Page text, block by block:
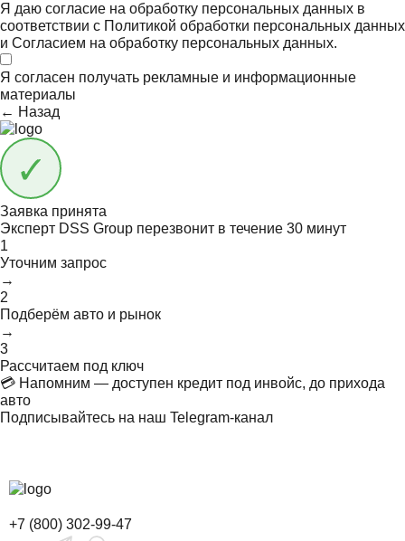
Я даю согласие на обработку персональных данных в
соответствии с Политикой обработки персональных данных
и Согласием на обработку персональных данных.
Я согласен получать рекламные и информационные
материалы
← Назад
Заявка принята
Эксперт DSS Group перезвонит в течение 30 минут
1
Уточним запрос
→
2
Подберём авто и рынок
→
3
Рассчитаем под ключ
💳 Напомним — доступен кредит под инвойс, до прихода
авто
Подписывайтесь на наш Telegram-канал
+7 (800) 302-99-47